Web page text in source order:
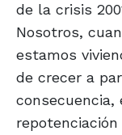
de la crisis
Nosotros,
estamos
de crecer a
consecuencia,